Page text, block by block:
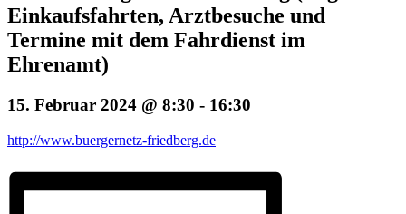
Einkaufsfahrten, Arztbesuche und
Termine mit dem Fahrdienst im
Ehrenamt)
15. Februar 2024 @ 8:30 - 16:30
http://www.buergernetz-friedberg.de